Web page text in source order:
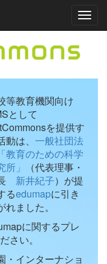
等教育機関向け
として
を提供す
動は、 一般社団法
教育のための科学
所」
（代表理事・
新井紀子）が提
るedumapに引き
れました。
に関するプレ
さい。
・インターナショ